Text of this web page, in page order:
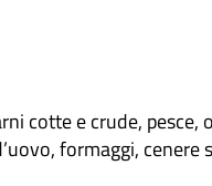
cotte e crude, pesce,
formaggi, cenere